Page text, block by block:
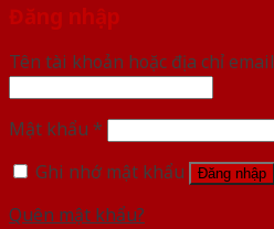
Đăng nhập
Tên tài khoản hoặc địa chỉ email
Mật khẩu *
Ghi nhớ mật khẩu
Đăng nhập
Quên mật khẩu?